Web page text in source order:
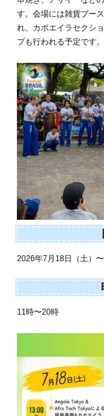
す。会場には雑貨ブー
れ、カポエイラセクシ
プも行われる予定です。
2026年7月18日（土）
11時〜20時